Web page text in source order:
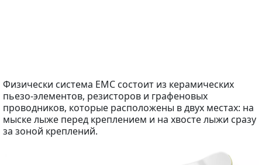
Физически система EMC состоит из керамических
пьезо-элементов, резисторов и графеновых
проводников, которые расположены в двух местах: на
мыске лыже перед креплением и на хвосте лыжи сразу
за зоной креплений.